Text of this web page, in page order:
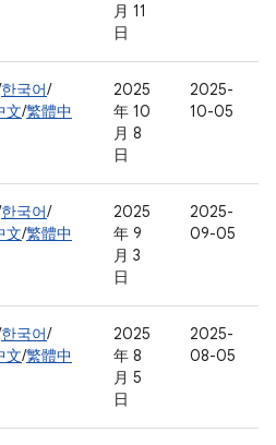
月 11
日
한국어/
文/繁體中
2025
年 10
月 8
日
2025-
10-05
한국어/
文/繁體中
2025
年 9
月 3
日
2025-
09-05
한국어/
文/繁體中
2025
年 8
月 5
日
2025-
08-05